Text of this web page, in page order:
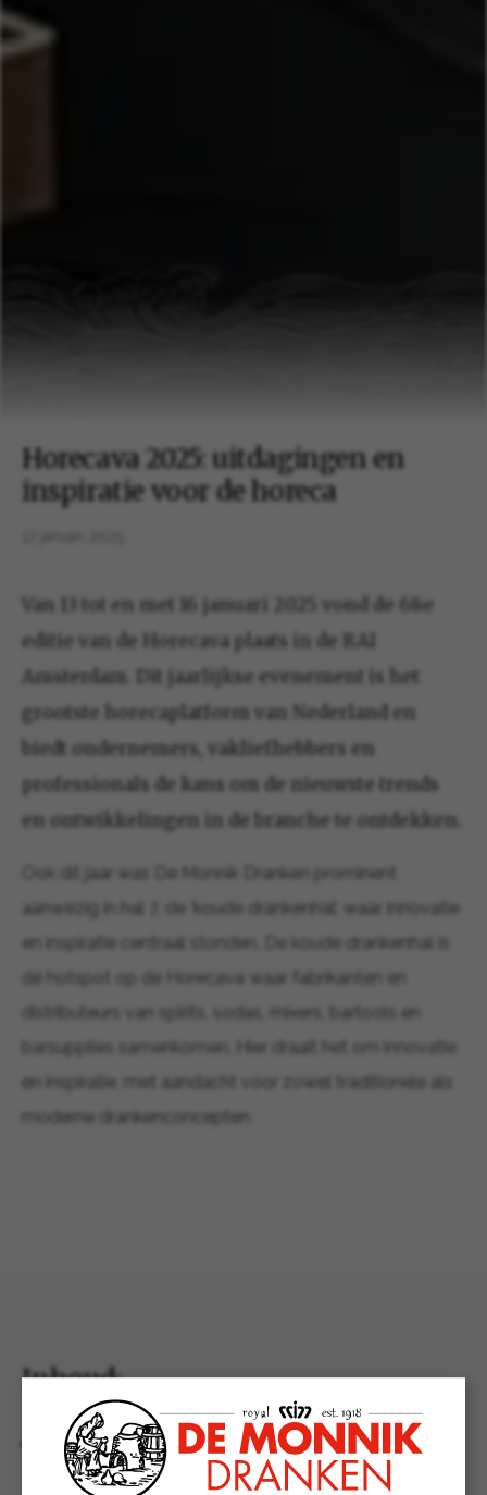
Horecava 2025: uitdagingen en
inspiratie voor de horeca
Van 13 tot en met 16 januari 2025 vond de 68e
editie van de Horecava plaats in de RAI
Amsterdam. Dit jaarlijkse evenement is het
grootste horecaplatform van Nederland en
biedt ondernemers, vakliefhebbers en
professionals de kans om de nieuwste trends
en ontwikkelingen in de branche te ontdekken.
Ook dit jaar was De Monnik Dranken prominent
aanwezig in hal 7, de ‘koude drankenhal’, waar innovatie
en inspiratie centraal stonden. De koude drankenhal is
dé hotspot op de Horecava waar fabrikanten en
distributeurs van spirits, sodas, mixers, bartools en
barsupplies samenkomen. Hier draait het om innovatie
en inspiratie, met aandacht voor zowel traditionele als
moderne drankenconcepten.
Inhoud:
29e keer Horecava: een vertrouwd
gezicht